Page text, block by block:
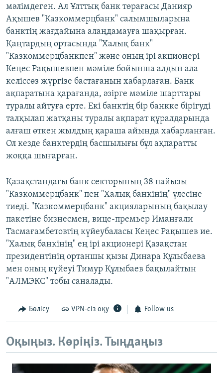
мәлімдеген. Ал Ұлттық банк төрағасы Данияр
Ақышев "Казкоммерцбанк" салымшыларына
банктің жағдайына алаңдамауға шақырған.
Қаңтардың ортасында "Халық банк"
"Казкоммерцбанкпен" және оның ірі акционері
Кеңес Рақышевпен мәміле бойынша алдын ала
келіссөз жүргізе бастағанын хабарлаған. Банк
ақпаратына қарағанда, әзірге мәміле шарттары
туралы айтуға ерте. Екі банктің бір банкке бірігуді
талқылап жатқаны туралы ақпарат құралдарында
алғаш өткен жылдың қараша айында хабарланған.
Ол кезде банктердің басшылығы бұл ақпаратты
жоққа шығарған.
Қазақстандағы банк секторының 38 пайызы
"Казкоммерцбанк" пен "Халық банкінің" үлесіне
тиеді. "Казкоммерцбанк" акцияларының бақылау
пакетіне бизнесмен, вице-премьер Иманғали
Тасмағамбетовтің күйеубаласы Кеңес Рақышев ие.
"Халық банкінің" ең ірі акционері Қазақстан
президентінің ортаншы қызы Динара Құлыбаева
мен оның күйеуі Тимур Құлыбаев бақылайтын
"АЛМЭКС" тобы саналады.
Бөлісу VPN-сіз оқу Follow us
Оқыңыз. Көріңіз. Тыңдаңыз